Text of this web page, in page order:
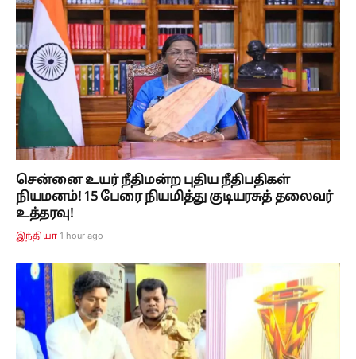
சென்னை உயர் நீதிமன்ற புதிய நீதிபதிகள்
நியமனம்! 15 பேரை நியமித்து குடியரசுத் தலைவர்
உத்தரவு!
இந்தியா 1 hour ago